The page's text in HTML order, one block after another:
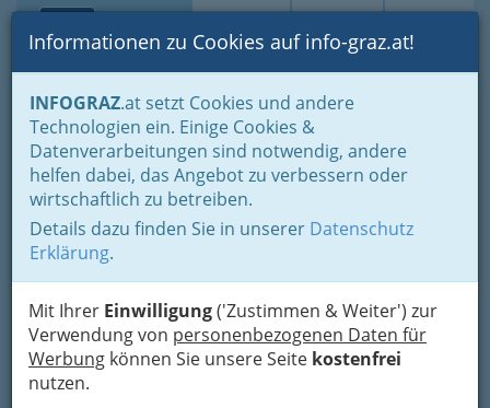
Suche Login Toggle
Informationen zu Cookies auf info-graz.at!
INFOGRAZ.at setzt Cookies und andere
Technologien ein. Einige Cookies &
Datenverarbeitungen sind notwendig, andere
helfen dabei, das Angebot zu verbessern oder
wirtschaftlich zu betreiben.
Details dazu finden Sie in unserer Datenschutz
Erklärung.
Mit Ihrer Einwilligung('Zustimmen & Weiter') zur
Verwendung von personenbezogenen Daten für
Werbung können Sie unsere Seite kostenfrei
nutzen.
Home Blogs
Politik - von Stadtpolitik bis zur Weltpolitik
Österreichische Politik und Verwaltung
Andreas Unterberger FN
546: Die Arbeitslosen und
die Grünen
60 Jahren erreicht.Nationale Aufregung? Keine
Spur.Die National-Bank erklärt ja im Gegenteil
die Krise für beendet.